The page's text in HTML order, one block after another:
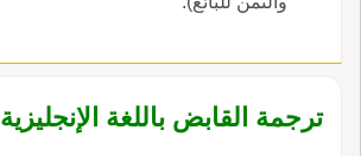
ترجمة القابض باللغة الإنجليزية